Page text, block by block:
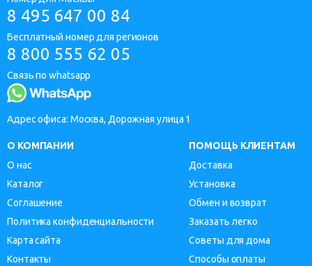
8 495 647 00 84
Бесплатный номер для регионов
8 800 555 62 05
Связь по whatsapp
Адрес офиса: Москва, Дорожная улица 1
О КОМПАНИИ
О нас
Каталог
Соглашение
Политика конфиденциальности
Карта сайта
Контакты
ПОМОЩЬ КЛИЕНТАМ
Доставка
Установка
Обмен и возврат
Заказать легко
Советы для дома
Способы оплаты